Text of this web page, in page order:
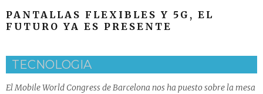
PANTALLAS FLEXIBLES Y 5G, EL
FUTURO YA ES PRESENTE
TECNOLOGIA
El Mobile World Congress de Barcelona nos ha puesto sobre la mesa